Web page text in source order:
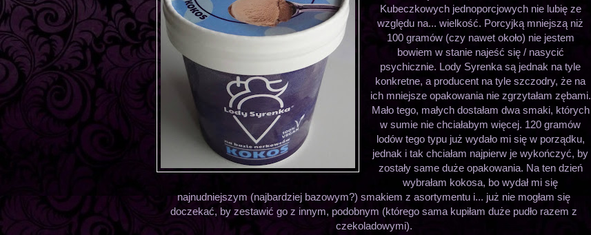
Kubeczkowych jednoporcjowych nie lubię ze
względu na... wielkość. Porcyjką mniejszą niż
100 gramów (czy nawet około) nie jestem
bowiem w stanie najeść się / nasycić
psychicznie. Lody Syrenka są jednak na tyle
konkretne, a producent na tyle szczodry, że na
ich mniejsze opakowania nie zgrzytałam zębami.
Mało tego, małych dostałam dwa smaki, których
w sumie nie chciałabym więcej. 120 gramów
lodów tego typu już wydało mi się w porządku,
jednak i tak chciałam najpierw je wykończyć, by
zostały same duże opakowania. Na ten dzień
wybrałam kokosa, bo wydał mi się
najnudniejszym (najbardziej bazowym?) smakiem z asortymentu i... już nie mogłam się
doczekać, by zestawić go z innym, podobnym (którego sama kupiłam duże pudło razem z
czekoladowymi).